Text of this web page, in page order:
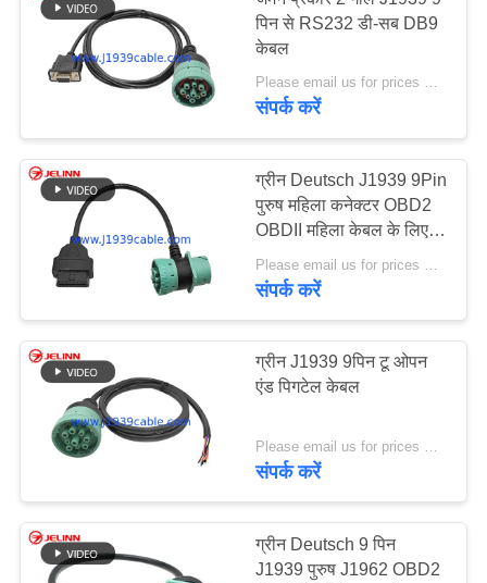
एक
उद्धरण
विनती
जे 1 9 3 वाई केबल
38
जे 1 9 3 9 बस केबल
कर सकते हैं
18
RP1226 केबल
पिन से RS232 डी-सब DB9
केबल
Please email us for prices MOQ:100 पीसीएस
संपर्क करें
ग्रीन Deutsch J1939 9Pin
पुरुष महिला कनेक्टर OBD2
OBDII महिला केबल के लिए
पास-थ्रू T-आकार 9 पिन
OBD 2 अनुकूलित
संपर्क करें
ग्रीन J1939 9पिन टू ओपन
एंड पिगटेल केबल
Please email us for prices MOQ:100 पीसीएस
संपर्क करें
ग्रीन Deutsch 9 पिन
J1939 पुरुष J1962 OBD2